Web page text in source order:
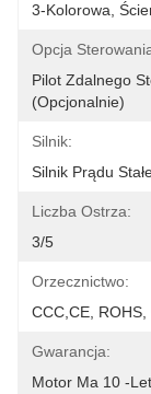
3-Kolorowa,
Opcja
Pilot Zdalnego
(opcjonalnie)
Silnik:
Silnik Prądu
Liczba Ostrza:
3/5
Orzecznictwo:
CCC,CE, ROHS,
Gwarancja:
Motor Ma 10 -